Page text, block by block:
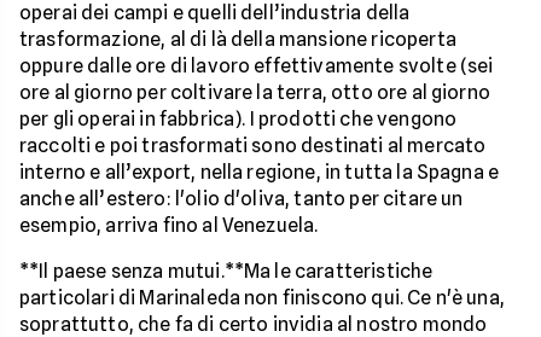
operai dei campi e quelli dell’industria della
trasformazione, al di là della mansione ricoperta
oppure dalle ore di lavoro effettivamente svolte (sei
ore al giorno per coltivare la terra, otto ore al giorno
per gli operai in fabbrica). I prodotti che vengono
raccolti e poi trasformati sono destinati al mercato
interno e all’export, nella regione, in tutta la Spagna e
anche all’estero: l'olio d'oliva, tanto per citare un
esempio, arriva fino al Venezuela.
**Il paese senza mutui.**Ma le caratteristiche
particolari di Marinaleda non finiscono qui. Ce n'è una,
soprattutto, che fa di certo invidia al nostro mondo